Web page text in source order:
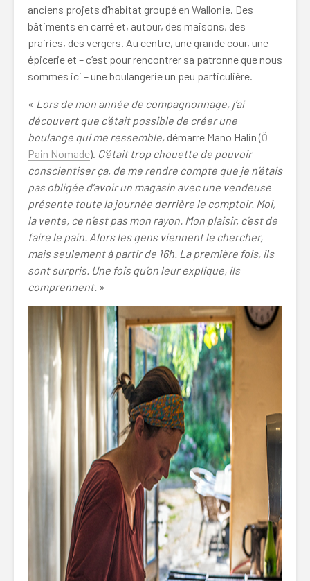
anciens projets d’habitat groupé en Wallonie. Des
bâtiments en carré et, autour, des maisons, des
prairies, des vergers. Au centre, une grande cour, une
épicerie et – c’est pour rencontrer sa patronne que nous
sommes ici – une boulangerie un peu particulière.
« Lors de mon année de compagnonnage, j’ai
découvert que c’était possible de créer une
boulange qui me ressemble, démarre Mano Halin (Ô
Pain Nomade). C’était trop chouette de pouvoir
conscientiser ça, de me rendre compte que je n’étais
pas obligée d’avoir un magasin avec une vendeuse
présente toute la journée derrière le comptoir. Moi,
la vente, ce n’est pas mon rayon. Mon plaisir, c’est de
faire le pain. Alors les gens viennent le chercher,
mais seulement à partir de 16h. La première fois, ils
sont surpris. Une fois qu’on leur explique, ils
comprennent. »